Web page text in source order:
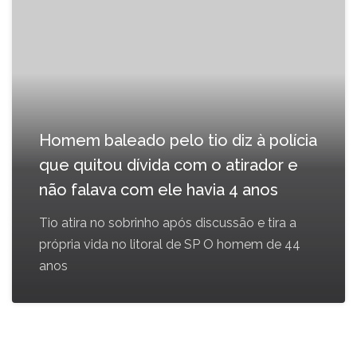
Homem baleado pelo tio diz à polícia
que quitou dívida com o atirador e
não falava com ele havia 4 anos
Tio atira no sobrinho após discussão e tira a
própria vida no litoral de SP O homem de 44
anos